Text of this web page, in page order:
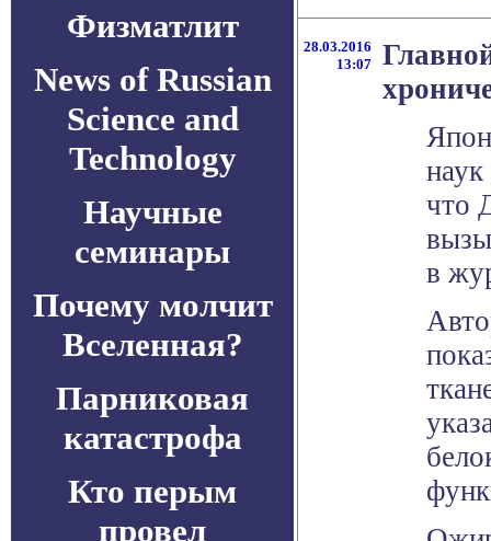
Физматлит
News of Russian
Science and
Technology
Научные
семинары
Почему молчит
Вселенная?
Парниковая
катастрофа
Кто перым
провел
28.03.2016
13:07
что
в